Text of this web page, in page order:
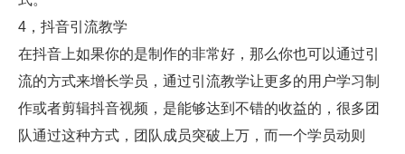
4，抖音引流教学
在抖音上如果你的是制作的非常好，那么你也可以通过引
流的方式来增长学员，通过引流教学让更多的用户学习制
作或者剪辑抖音视频，是能够达到不错的收益的，很多团
队通过这种方式，团队成员突破上万，而一个学员动则